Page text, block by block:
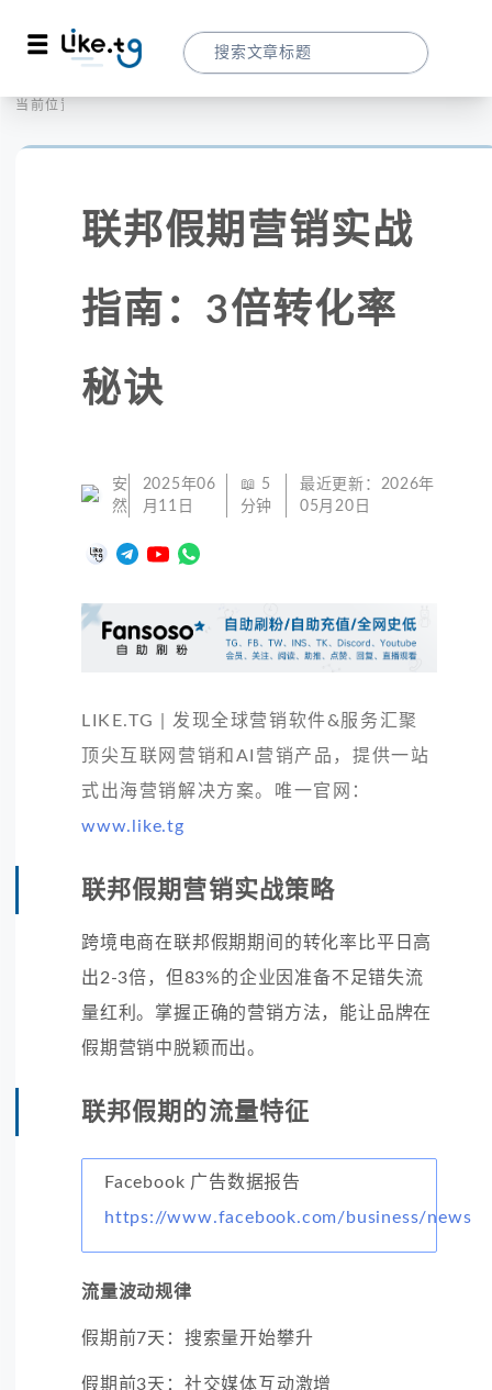
当前位置：
联邦假期营销实战
指南：3倍转化率
秘诀
安
然
2025年06
月11日
📖 5
分钟
最近更新： 2026年
05月20日
LIKE.TG | 发现全球营销软件&服务汇聚
顶尖互联网营销和AI营销产品，提供一站
式出海营销解决方案。唯一官网：
www.like.tg
联邦假期营销实战策略
跨境电商在联邦假期期间的转化率比平日高
出2-3倍，但83%的企业因准备不足错失流
量红利。掌握正确的营销方法，能让品牌在
假期营销中脱颖而出。
联邦假期的流量特征
Facebook 广告数据报告
https://www.facebook.com/business/news
流量波动规律
假期前7天：搜索量开始攀升
假期前3天：社交媒体互动激增